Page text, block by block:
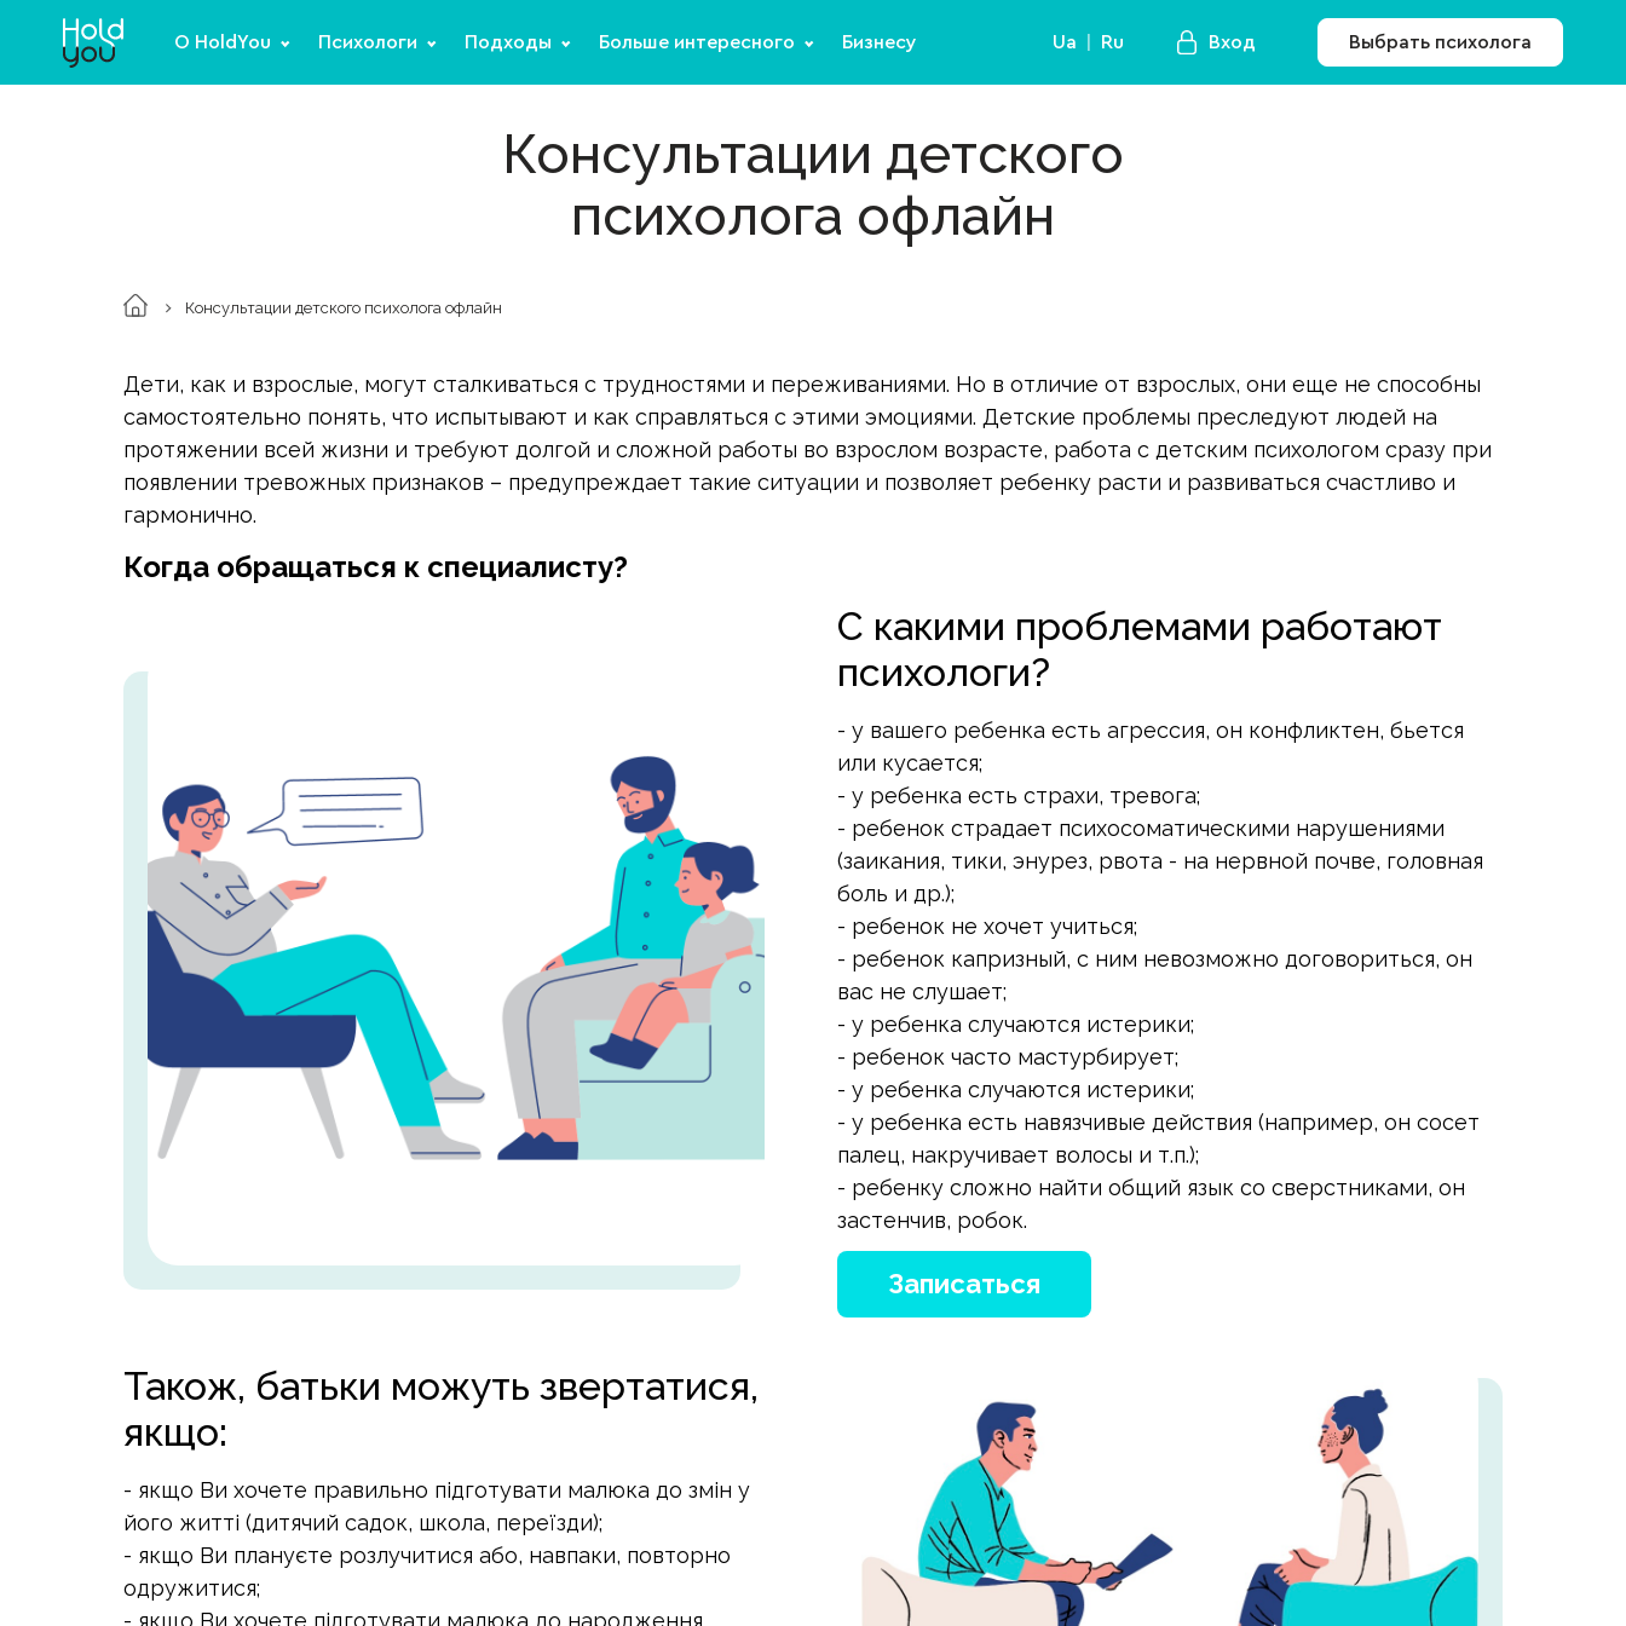
О HoldYou Психологи Подходы Больше интересного Бизнесу Ua Ru Вход Выбрать психолога
Консультации детского
психолога офлайн
Консультации детского психолога офлайн
Дети, как и взрослые, могут сталкиваться с трудностями и переживаниями. Но в отличие от взрослых, они еще не способны
самостоятельно понять, что испытывают и как справляться с этими эмоциями. Детские проблемы преследуют людей на
протяжении всей жизни и требуют долгой и сложной работы во взрослом возрасте, работа с детским психологом сразу при
появлении тревожных признаков – предупреждает такие ситуации и позволяет ребенку расти и развиваться счастливо и
гармонично.
Когда обращаться к специалисту?
С какими проблемами работают
психологи?
- у вашего ребенка есть агрессия, он конфликтен, бьется
или кусается;
- у ребенка есть страхи, тревога;
- ребенок страдает психосоматическими нарушениями
(заикания, тики, энурез, рвота - на нервной почве, головная
боль и др.);
- ребенок не хочет учиться;
- ребенок капризный, с ним невозможно договориться, он
вас не слушает;
- у ребенка случаются истерики;
- ребенок часто мастурбирует;
- у ребенка случаются истерики;
- у ребенка есть навязчивые действия (например, он сосет
палец, накручивает волосы и т.п.);
- ребенку сложно найти общий язык со сверстниками, он
застенчив, робок.
Записаться
Також, батьки можуть звертатися,
якщо:
- якщо Ви хочете правильно підготувати малюка до змін у
його житті (дитячий садок, школа, переїзди);
- якщо Ви плануєте розлучитися або, навпаки, повторно
одружитися;
- якщо Ви хочете підготувати малюка до народження